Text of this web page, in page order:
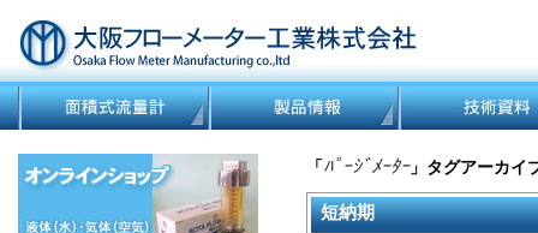
「 ﾊﾟｰｼﾞﾒｰﾀｰ」タグアーカイ
短納期